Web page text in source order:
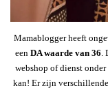
Mamablogger heeft
een DA waarde van 36.
webshop of dienst
kan! Er zijn